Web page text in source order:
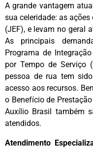
A grande vantagem
sua celeridade: as
(JEF), e levam no geral
As principais
Programa de
por Tempo de Serviço
pessoa de rua tem
acesso aos recursos.
o Benefício de
Auxílio Brasil também
atendidos.
Atendimento